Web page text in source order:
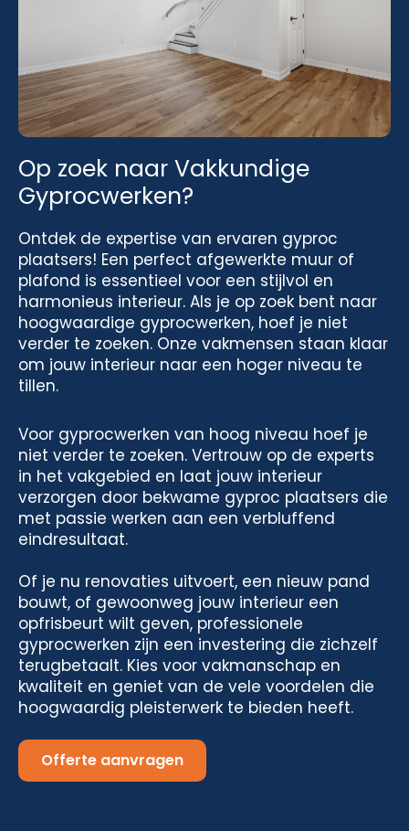
Op zoek naar Vakkundige
Gyprocwerken?
Ontdek de expertise van ervaren gyproc
plaatsers! Een perfect afgewerkte muur of
plafond is essentieel voor een stijlvol en
harmonieus interieur. Als je op zoek bent naar
hoogwaardige gyprocwerken, hoef je niet
verder te zoeken. Onze vakmensen staan klaar
om jouw interieur naar een hoger niveau te
tillen.
Voor gyprocwerken van hoog niveau hoef je
niet verder te zoeken. Vertrouw op de experts
in het vakgebied en laat jouw interieur
verzorgen door bekwame gyproc plaatsers die
met passie werken aan een verbluffend
eindresultaat.
Of je nu renovaties uitvoert, een nieuw pand
bouwt, of gewoonweg jouw interieur een
opfrisbeurt wilt geven, professionele
gyprocwerken zijn een investering die zichzelf
terugbetaalt. Kies voor vakmanschap en
kwaliteit en geniet van de vele voordelen die
hoogwaardig pleisterwerk te bieden heeft.
Offerte aanvragen